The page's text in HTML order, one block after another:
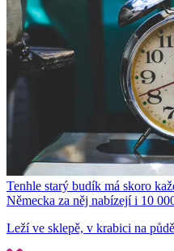
Tenhle starý budík má skoro
Německa za něj nabízejí i 10
Leží ve sklepě, v krabici na